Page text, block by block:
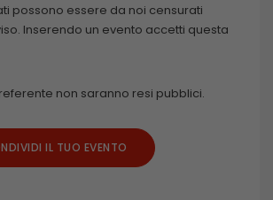
possono essere da noi censurati
Inserendo un evento accetti questa
non saranno resi pubblici.
IL TUO EVENTO